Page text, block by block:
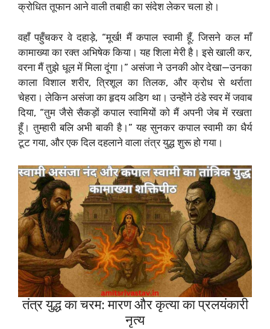
क्रोधित तूफान आने वाली तबाही का संदेश लेकर चला हो।
वहाँ पहुँचकर वे दहाड़े, “मूर्ख! मैं कपाल स्वामी हूँ, जिसने कल माँ
कामाख्या का रक्त अभिषेक किया। यह शिला मेरी है। इसे खाली कर,
वरना मैं तुझे धूल में मिला दूंगा।” असंजा ने उनकी ओर देखा—उनका
काला विशाल शरीर, त्रिशूल का तिलक, और क्रोध से थर्राता
चेहरा। लेकिन असंजा का हृदय अडिग था। उन्होंने ठंडे स्वर में जवाब
दिया, “तुम जैसे सैकड़ों कपाल स्वामियों को मैं अपनी जेब में रखता
हूँ। तुम्हारी बलि अभी बाकी है।” यह सुनकर कपाल स्वामी का धैर्य
टूट गया, और एक दिल दहलाने वाला तंत्र युद्ध शुरू हो गया।
तंत्र युद्ध का चरम: मारण और कृत्या का प्रलयंकारी
नृत्य